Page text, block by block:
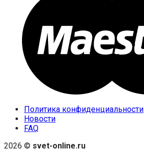
Политика конфиденциальности
Новости
FAQ
2026 © svet-online.ru